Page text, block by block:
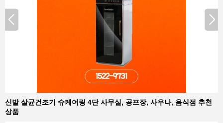
신발 살균건조기 슈케어링 4단 사무실, 공프장, 사우나, 음식점 추천
상품